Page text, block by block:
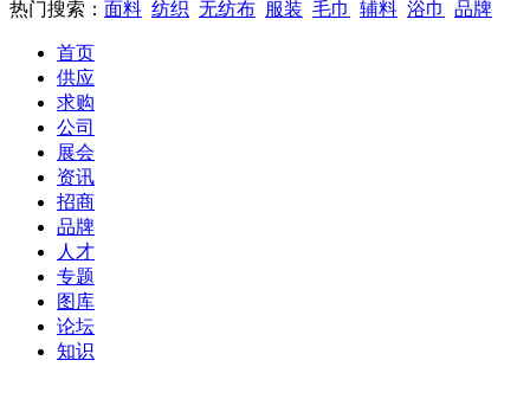
热门搜索： 面料 纺织 无纺布 服装 毛巾 辅料 浴巾 品牌
首页
供应
求购
公司
展会
资讯
招商
品牌
人才
专题
图库
论坛
知识